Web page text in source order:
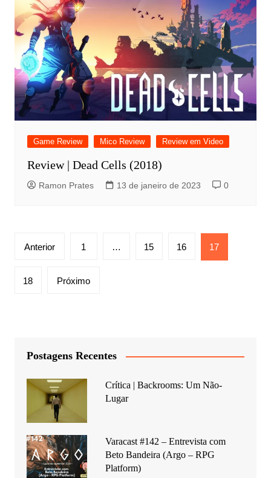
Game Review Mico Review Review em Video
Review | Dead Cells (2018)
Ramon Prates 13 de janeiro de 2023 0
Paginação
posts
Anterior 1 … 15 16 17
18 Próximo
Postagens Recentes
Crítica | Backrooms: Um Não-
Lugar
Varacast #142 – Entrevista com
Beto Bandeira (Argo – RPG
Platform)